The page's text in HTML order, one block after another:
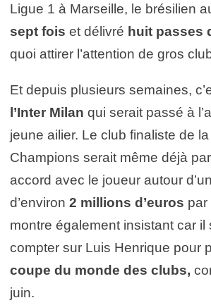
Ligue 1 à Marseille, le brésilien
sept fois et délivré huit passes
quoi attirer l’attention de gros
Et depuis plusieurs semaines,
l’Inter Milan qui serait passé à
jeune ailier. Le club finaliste de
Champions serait même déjà
accord avec le joueur autour
d’environ 2 millions d’euros par
montre également insistant car il
compter sur Luis Henrique pour
coupe du monde des clubs,
juin.